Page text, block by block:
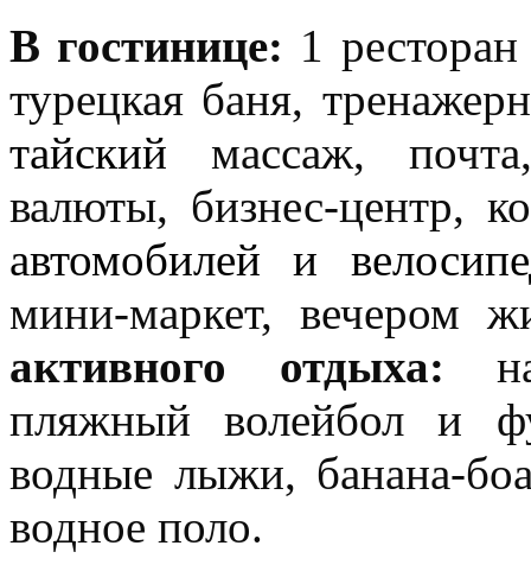
В гостинице: 1
турецкая баня,
тайский массаж,
валюты, бизнес-центр,
автомобилей и
мини-маркет, вечером
активного отдыха:
пляжный волейбол и
водные лыжи, банана-
водное поло.